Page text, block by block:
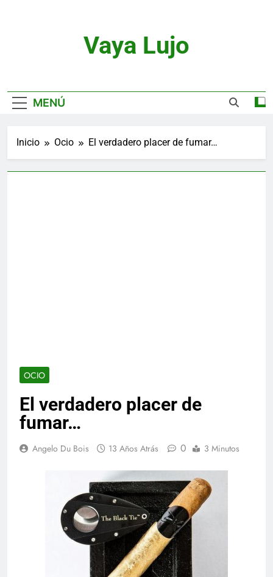
Vaya Lujo
MENÚ
Inicio Ocio El verdadero placer de fumar…
OCIO
El verdadero placer de
fumar…
Angelo Du Bois 13 Años Atrás 0 3 Minutos